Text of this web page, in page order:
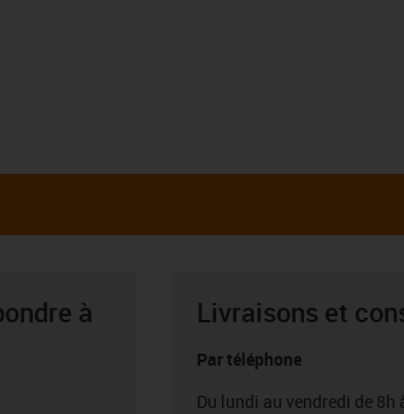
à
Livraisons et
Par téléphone
Du lundi au vendredi de 8h